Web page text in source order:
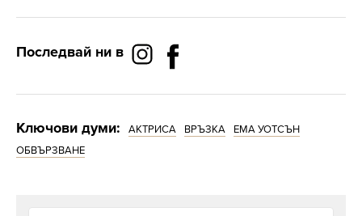
Последвай ни в
Ключови думи: АКТРИСА ВРЪЗКА
ЕМА УОТСЪН
ОБВЪРЗВАНЕ